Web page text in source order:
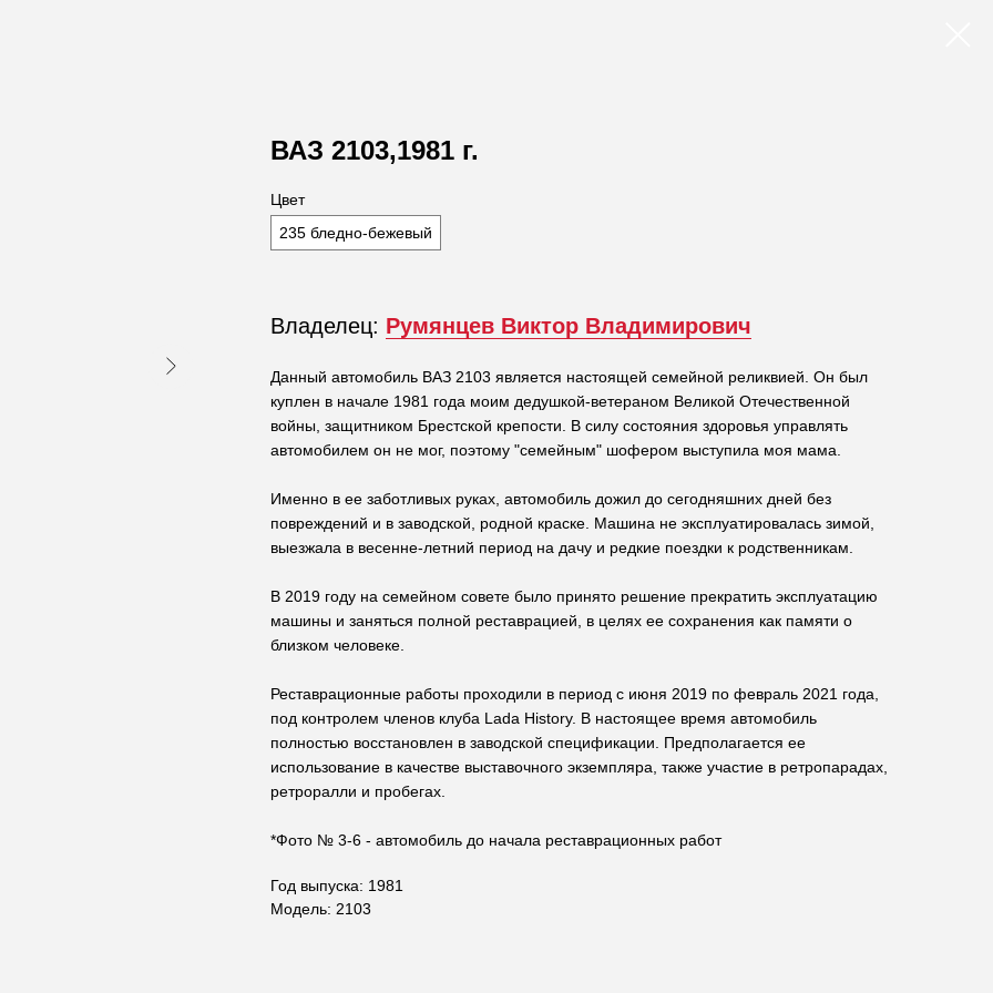
ВАЗ 2103,1981 г.
Цвет
235 бледно-бежевый
Владелец: Румянцев Виктор Владимирович
Данный автомобиль ВАЗ 2103 является настоящей семейной реликвией. Он был
куплен в начале 1981 года моим дедушкой-ветераном Великой Отечественной
войны, защитником Брестской крепости. В силу состояния здоровья управлять
автомобилем он не мог, поэтому "семейным" шофером выступила моя мама.
Именно в ее заботливых руках, автомобиль дожил до сегодняшних дней без
повреждений и в заводской, родной краске. Машина не эксплуатировалась зимой,
выезжала в весенне-летний период на дачу и редкие поездки к родственникам.
В 2019 году на семейном совете было принято решение прекратить эксплуатацию
машины и заняться полной реставрацией, в целях ее сохранения как памяти о
близком человеке.
Реставрационные работы проходили в период с июня 2019 по февраль 2021 года,
под контролем членов клуба Lada History. В настоящее время автомобиль
полностью восстановлен в заводской спецификации. Предполагается ее
использование в качестве выставочного экземпляра, также участие в ретропарадах,
ретроралли и пробегах.
*Фото № 3-6 - автомобиль до начала реставрационных работ
Год выпуска: 1981
Модель: 2103